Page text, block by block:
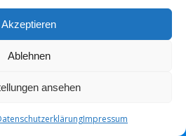
Akzeptieren
Ablehnen
ansehen
Impressum